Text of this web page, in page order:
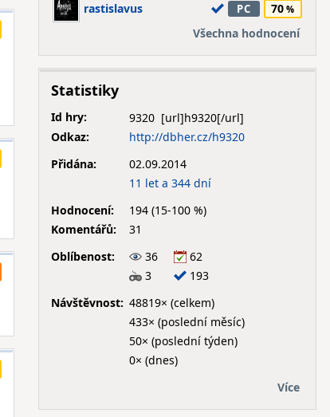
rastislavus PC
70
Všechna hodnocení
Statistiky
Id hry:
9320
Odkaz:
http://dbher.cz/h9320
Přidána:
02.09.2014
11 let a 344 dní
Hodnocení:
194 (15-100 %)
Komentářů:
31
Oblíbenost:
36
62
3
193
Návštěvnost: 48819× (celkem)
433× (poslední měsíc)
50× (poslední týden)
0× (dnes)
Více